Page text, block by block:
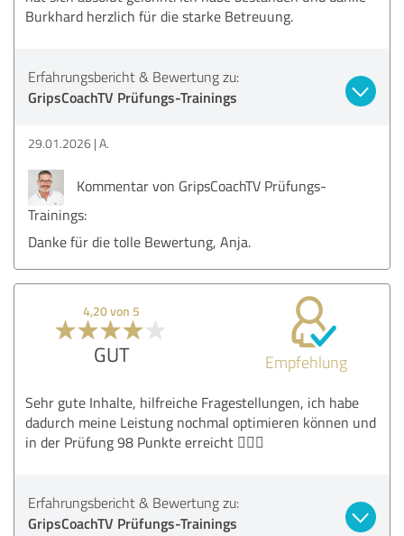
Burkhard herzlich für die starke Betreuung.
Erfahrungsbericht & Bewertung zu:
GripsCoachTV Prüfungs-Trainings
29.01.2026 A.
Kommentar von GripsCoachTV Prüfungs-
Trainings:
Danke für die tolle Bewertung, Anja.
4,20 von 5
GUT Empfehlung
Sehr gute Inhalte, hilfreiche Fragestellungen, ich habe
dadurch meine Leistung nochmal optimieren können und
in der Prüfung 98 Punkte erreicht 👍🏻😊
Erfahrungsbericht & Bewertung zu:
GripsCoachTV Prüfungs-Trainings